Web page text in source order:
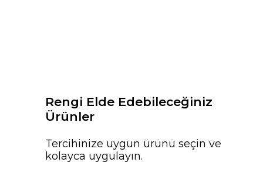
Rengi Elde Edebileceğiniz
Ürünler
Tercihinize uygun ürünü seçin ve
kolayca uygulayın.